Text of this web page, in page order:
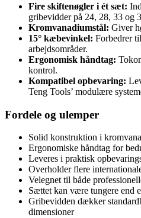
Fire skiftenøgler i ét sæt:
gribevidder på 24, 28, 33 og
Kromvanadiumstål: Giver
15° kæbevinkel: Forbedrer
arbejdsområder.
Ergonomisk håndtag:
kontrol.
Kompatibel opbevaring:
Teng Tools’ modulære
Fordele og ulemper
Solid konstruktion i
Ergonomiske håndtag for
Leveres i praktisk
Overholder flere
Velegnet til både
Sættet kan være tungere end
Gribevidden dækker
dimensioner